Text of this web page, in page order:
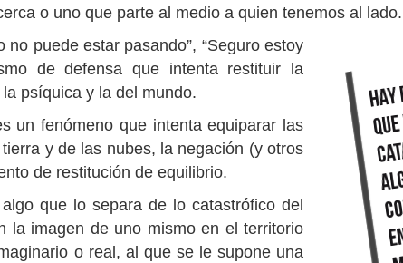
o uno que parte al medio a quien tenemos al lado.
no puede estar pasando”, “Seguro estoy
de defensa que intenta restituir la
psíquica y la del mundo.
un fenómeno que intenta equiparar las
y de las nubes, la negación (y otros
de restitución de equilibrio.
que lo separa de lo catastrófico del
la imagen de uno mismo en el territorio
o real, al que se le supone una